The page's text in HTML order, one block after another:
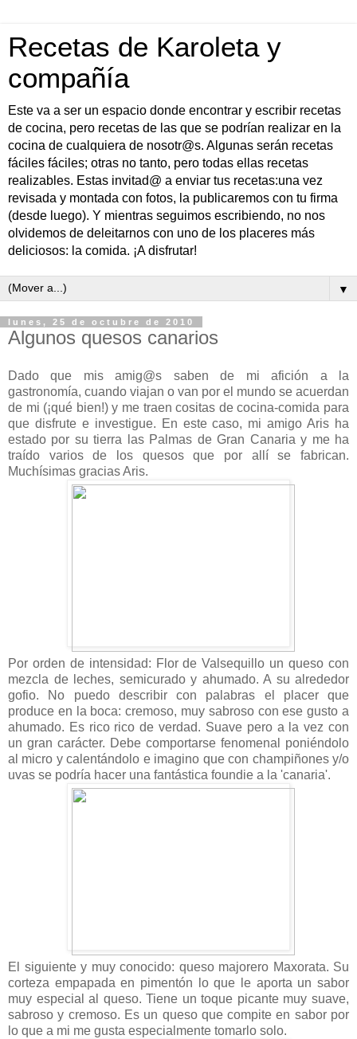
Recetas de Karoleta y
compañía
Este va a ser un espacio donde encontrar y escribir recetas
de cocina, pero recetas de las que se podrían realizar en la
cocina de cualquiera de nosotr@s. Algunas serán recetas
fáciles fáciles; otras no tanto, pero todas ellas recetas
realizables. Estas invitad@ a enviar tus recetas:una vez
revisada y montada con fotos, la publicaremos con tu firma
(desde luego). Y mientras seguimos escribiendo, no nos
olvidemos de deleitarnos con uno de los placeres más
deliciosos: la comida. ¡A disfrutar!
▼
lunes, 25 de octubre de 2010
Algunos quesos canarios
Dado que mis amig@s saben de mi afición a la
gastronomía, cuando viajan o van por el mundo se acuerdan
de mi (¡qué bien!) y me traen cositas de cocina-comida para
que disfrute e investigue. En este caso, mi amigo Aris ha
estado por su tierra las Palmas de Gran Canaria y me ha
traído varios de los quesos que por allí se fabrican.
Muchísimas gracias Aris.
Por orden de intensidad: Flor de Valsequillo un queso con
mezcla de leches, semicurado y ahumado. A su alrededor
gofio. No puedo describir con palabras el placer que
produce en la boca: cremoso, muy sabroso con ese gusto a
ahumado. Es rico rico de verdad. Suave pero a la vez con
un gran carácter. Debe comportarse fenomenal poniéndolo
al micro y calentándolo e imagino que con champiñones y/o
uvas se podría hacer una fantástica foundie a la 'canaria'.
El siguiente y muy conocido: queso majorero Maxorata. Su
corteza empapada en pimentón lo que le aporta un sabor
muy especial al queso. Tiene un toque picante muy suave,
sabroso y cremoso. Es un queso que compite en sabor por
lo que a mi me gusta especialmente tomarlo solo.